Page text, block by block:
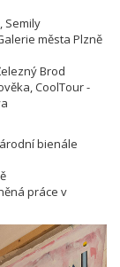
Semily
města Plzně
Brod
CoolTour -
bienále
práce v